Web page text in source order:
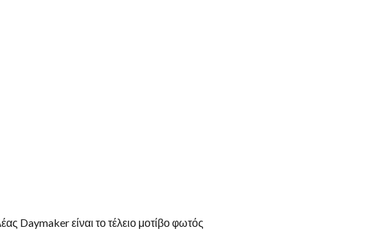
είναι το τέλειο μοτίβο φωτός